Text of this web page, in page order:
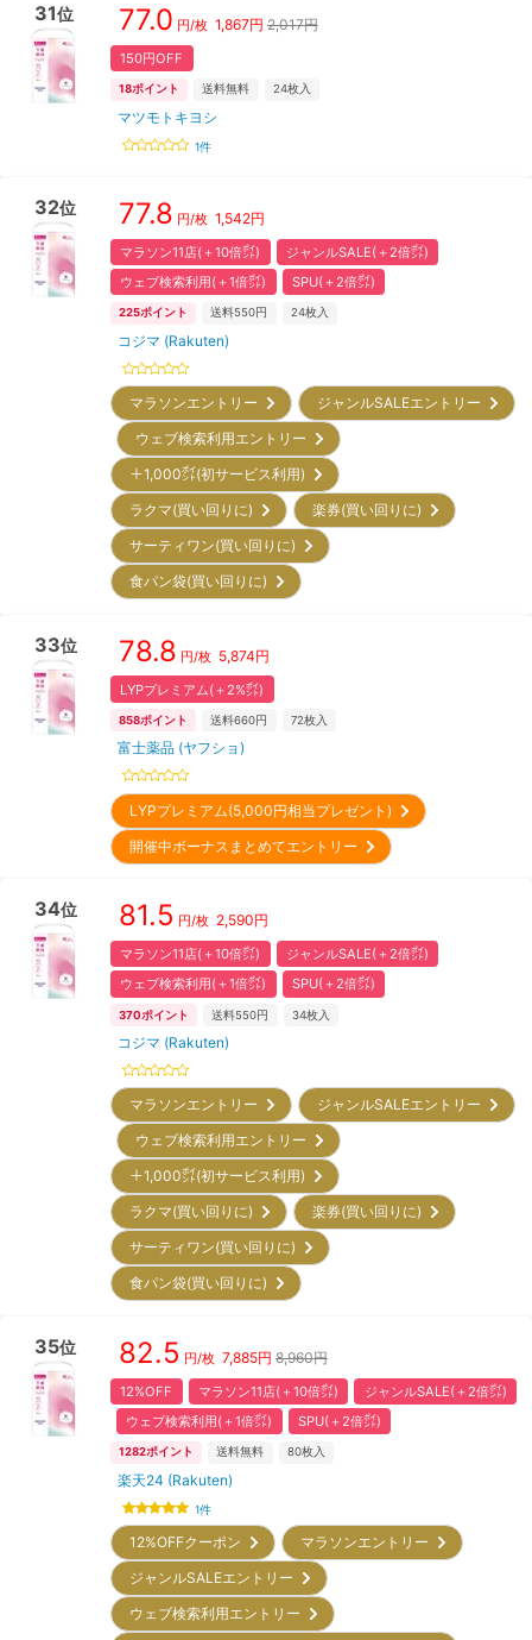
31位 77.0 円/枚 1,867円 2,017円
150円OFF
18ポイント 送料無料 24枚入
マツモトキヨシ
1件
32位 77.8 円/枚 1,542円
マラソン11店(＋10倍㌽)
ジャンルSALE(＋2倍㌽)
ウェブ検索利用(＋1倍㌽)
SPU(＋2倍㌽)
225ポイント 送料550円 24枚入
コジマ (Rakuten)
マラソンエントリー
ジャンルSALEエントリー
ウェブ検索利用エントリー
＋1,000㌽(初サービス利用)
ラクマ(買い回りに)
楽券(買い回りに)
サーティワン(買い回りに)
食パン袋(買い回りに)
33位 78.8 円/枚 5,874円
LYPプレミアム(＋2%㌽)
858ポイント 送料660円 72枚入
富士薬品 (ヤフショ)
LYPプレミアム(5,000円相当プレゼント)
開催中ボーナスまとめてエントリー
34位 81.5 円/枚 2,590円
マラソン11店(＋10倍㌽)
ジャンルSALE(＋2倍㌽)
ウェブ検索利用(＋1倍㌽)
SPU(＋2倍㌽)
370ポイント 送料550円 34枚入
コジマ (Rakuten)
マラソンエントリー
ジャンルSALEエントリー
ウェブ検索利用エントリー
＋1,000㌽(初サービス利用)
ラクマ(買い回りに)
楽券(買い回りに)
サーティワン(買い回りに)
食パン袋(買い回りに)
35位 82.5 円/枚 7,885円 8,960円
12%OFF マラソン11店(＋10倍㌽)
ジャンルSALE(＋2倍㌽)
ウェブ検索利用(＋1倍㌽)
SPU(＋2倍㌽)
1282ポイント 送料無料 80枚入
楽天24 (Rakuten)
1件
12%OFFクーポン
マラソンエントリー
ジャンルSALEエントリー
ウェブ検索利用エントリー